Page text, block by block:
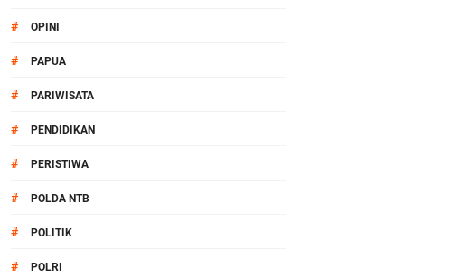
# OPINI
# PAPUA
# PARIWISATA
# PENDIDIKAN
# PERISTIWA
# POLDA NTB
# POLITIK
# POLRI